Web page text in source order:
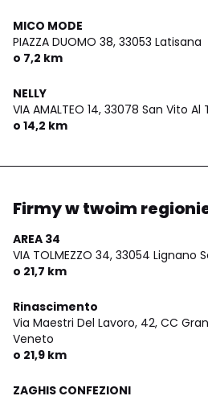
MICO MODE
PIAZZA DUOMO 38, 33053 Latisana
o 7,2 km
NELLY
VIA AMALTEO 14, 33078 San Vito Al
o 14,2 km
Firmy w twoim
AREA 34
VIA TOLMEZZO 34, 33054 Lignano
o 21,7 km
Rinascimento
Via Maestri Del Lavoro, 42, CC
Veneto
o 21,9 km
ZAGHIS CONFEZIONI